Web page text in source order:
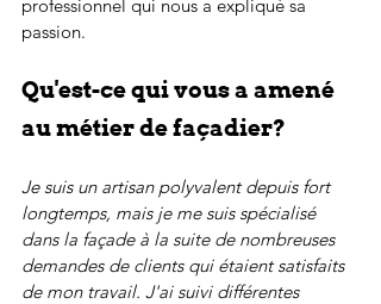
professionnel qui nous a expliqué sa
passion.
Qu'est-ce qui vous a amené
au métier de façadier?
Je suis un artisan polyvalent depuis fort
longtemps, mais je me suis spécialisé
dans la façade à la suite de nombreuses
demandes de clients qui étaient satisfaits
de mon travail. J'ai suivi différentes